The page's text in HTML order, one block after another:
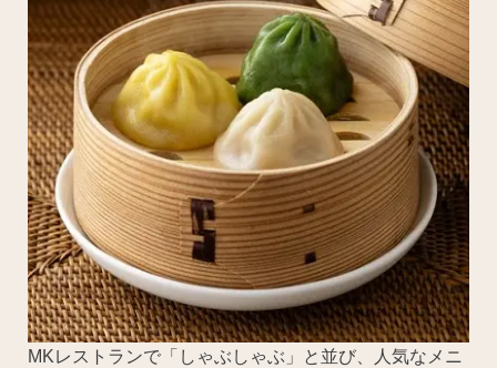
MKレストランで「しゃぶしゃぶ」と並び、人気なメニ